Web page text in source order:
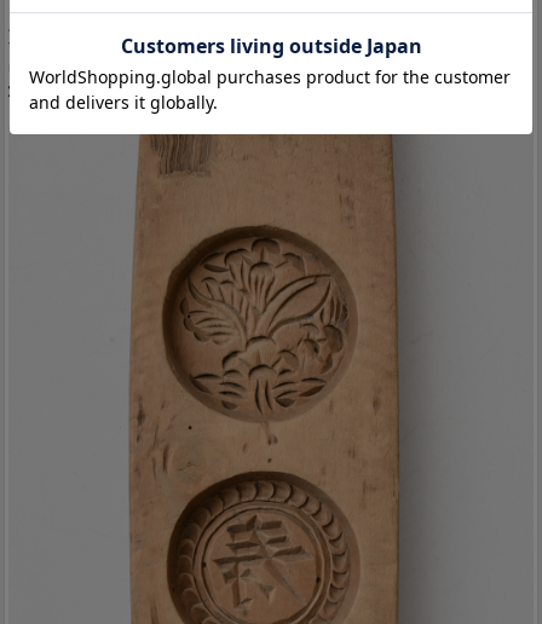
す。
中国の茶人もそんな風にして楽しみます。
状態の良いものはお菓子作りにもまだまだ使えます。